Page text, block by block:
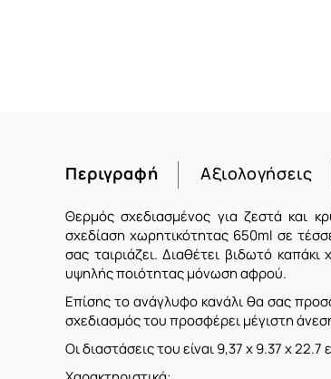
Περιγραφή Αξιολογήσεις
Θερμός σχεδιασμένος για ζεστά και
σχεδίαση χωρητικότητας 650ml σε
σας ταιριάζει. Διαθέτει βιδωτό
υψηλής ποιότητας μόνωση αφρού.
Επίσης το ανάγλυφο κανάλι θα σας
σχεδιασμός του προσφέρει μέγιστη
Οι διαστάσεις του είναι 9,37 x 9.37 x 22.7